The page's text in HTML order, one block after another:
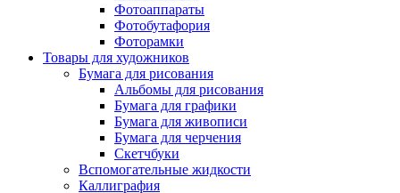
Фотоаппараты
Фотобутафория
Фоторамки
Товары для художников
Бумага для рисования
Альбомы для рисования
Бумага для графики
Бумага для живописи
Бумага для черчения
Скетчбуки
Вспомогательные жидкости
Каллиграфия